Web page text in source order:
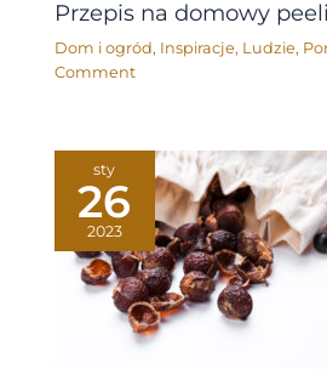
Przepis na domowy
Dom i ogród, Inspiracje, Ludzie,
Comment
sty
26
2023